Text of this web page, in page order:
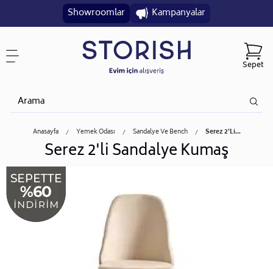
Showroomlar Kampanyalar
Sepet
Anasayfa Yemek Odası Sandalye Ve Bench Serez 2'li...
Serez 2'li Sandalye Kumaş